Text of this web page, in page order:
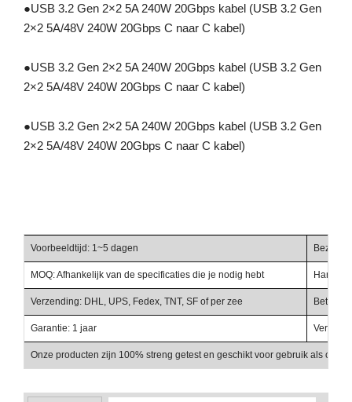
●USB 3.2 Gen 2×2 5A 240W 20Gbps kabel (USB 3.2 Gen
2×2 5A/48V 240W 20Gbps C naar C kabel)
●USB 3.2 Gen 2×2 5A 240W 20Gbps kabel (USB 3.2 Gen
2×2 5A/48V 240W 20Gbps C naar C kabel)
●USB 3.2 Gen 2×2 5A 240W 20Gbps kabel (USB 3.2 Gen
2×2 5A/48V 240W 20Gbps C naar C kabel)
Voorbeeldtijd: 1~5 dagen
MOQ: Afhankelijk van de specificaties die je nodig hebt
Verzending: DHL, UPS, Fedex, TNT, SF of per zee
Garantie: 1 jaar
Onze producten zijn 100% streng getest en geschikt voor gebruik als